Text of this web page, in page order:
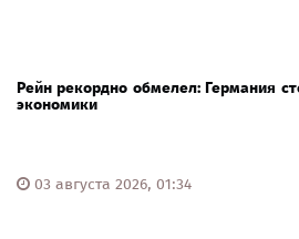
Рейн рекордно обмелел: Германия
экономики
03 августа 2026, 01:34